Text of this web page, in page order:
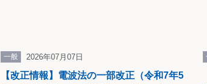
一般 2026年07月07日
【改正情報】電波法の一部改正（令和7年5